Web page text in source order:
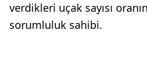
verdikleri uçak sayısı
sorumluluk sahibi.